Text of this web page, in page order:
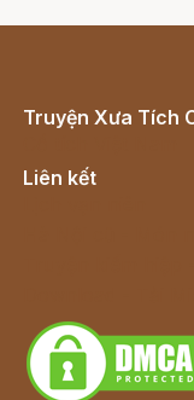
Truyện Xưa Tích
Liên kết